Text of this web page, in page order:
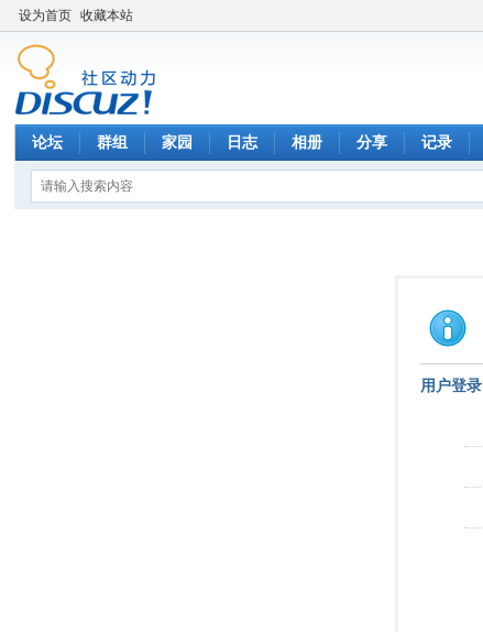
设为首页 收藏本站
论坛 群组 家园 日志 相册 分享 记录
用户登录